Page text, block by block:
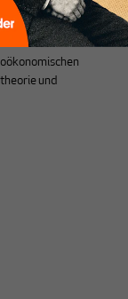
Er
der Stadt
und